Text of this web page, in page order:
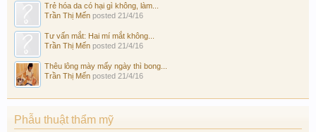
Trẻ hóa da có hại gì không, làm...
Trần Thị Mến posted 21/4/16
Tư vấn mắt: Hai mí mắt không...
Trần Thị Mến posted 21/4/16
Thêu lông mày mấy ngày thì bong...
Trần Thị Mến posted 21/4/16
Phẫu thuật thẩm mỹ